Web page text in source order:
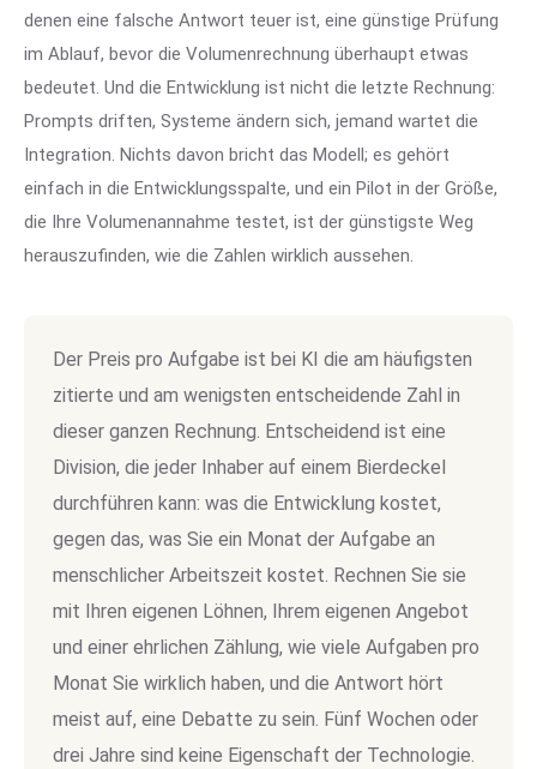
denen eine falsche Antwort teuer ist, eine günstige Prüfung
im Ablauf, bevor die Volumenrechnung überhaupt etwas
bedeutet. Und die Entwicklung ist nicht die letzte Rechnung:
Prompts driften, Systeme ändern sich, jemand wartet die
Integration. Nichts davon bricht das Modell; es gehört
einfach in die Entwicklungsspalte, und ein Pilot in der Größe,
die Ihre Volumenannahme testet, ist der günstigste Weg
herauszufinden, wie die Zahlen wirklich aussehen.
Der Preis pro Aufgabe ist bei KI die am häufigsten
zitierte und am wenigsten entscheidende Zahl in
dieser ganzen Rechnung. Entscheidend ist eine
Division, die jeder Inhaber auf einem Bierdeckel
durchführen kann: was die Entwicklung kostet,
gegen das, was Sie ein Monat der Aufgabe an
menschlicher Arbeitszeit kostet. Rechnen Sie sie
mit Ihren eigenen Löhnen, Ihrem eigenen Angebot
und einer ehrlichen Zählung, wie viele Aufgaben pro
Monat Sie wirklich haben, und die Antwort hört
meist auf, eine Debatte zu sein. Fünf Wochen oder
drei Jahre sind keine Eigenschaft der Technologie.